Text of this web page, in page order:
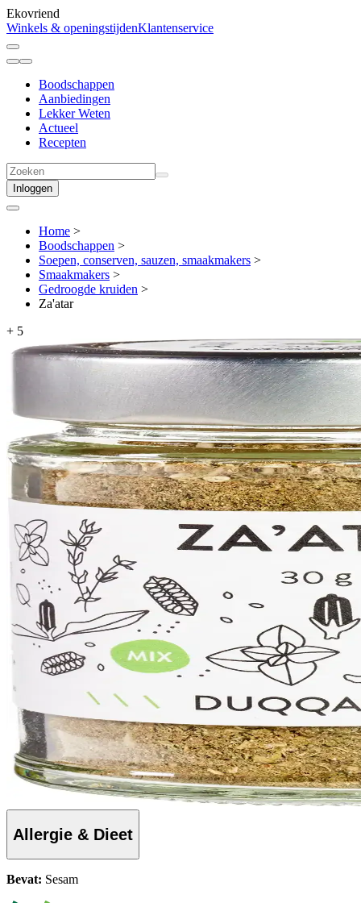
Ekovriend
Winkels & openingstijdenKlantenservice
Boodschappen
Aanbiedingen
Lekker Weten
Actueel
Recepten
Inloggen
Home >
Boodschappen >
Soepen, conserven, sauzen, smaakmakers >
Smaakmakers >
Gedroogde kruiden >
Za'atar
+ 5
Allergie & Dieet
Bevat: Sesam